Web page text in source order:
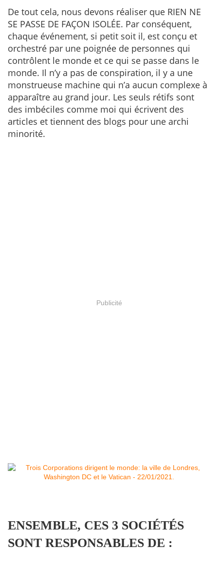
De tout cela, nous devons réaliser que RIEN NE
SE PASSE DE FAÇON ISOLÉE. Par conséquent,
chaque événement, si petit soit il, est conçu et
orchestré par une poignée de personnes qui
contrôlent le monde et ce qui se passe dans le
monde. Il n’y a pas de conspiration, il y a une
monstrueuse machine qui n’a aucun complexe à
apparaître au grand jour. Les seuls rétifs sont
des imbéciles comme moi qui écrivent des
articles et tiennent des blogs pour une archi
minorité.
Publicité
ENSEMBLE, CES 3 SOCIÉTÉS
SONT RESPONSABLES DE :